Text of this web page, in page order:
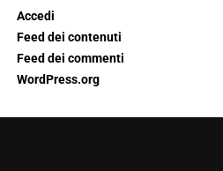
Accedi
Feed dei contenuti
Feed dei commenti
WordPress.org